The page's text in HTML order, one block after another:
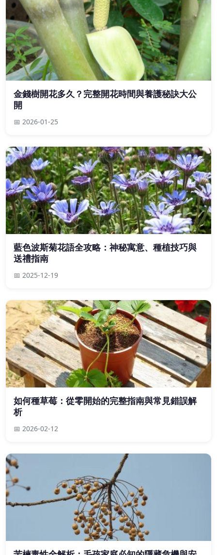
金錢樹開花多久？完整開花時間與養護秘訣大公
開
📅 2026-01-25
藍色波斯菊花語全攻略：神秘寓意、種植技巧與
送禮指南
📅 2025-12-19
如何種草莓：從零開始的完整指南與常見錯誤解
析
📅 2026-02-12